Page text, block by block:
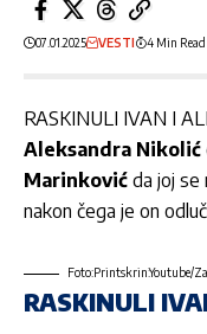
07.01.2025 VESTI 4 Min Read
RASKINULI IVAN I
Aleksandra Nikolić
Marinković da joj se
nakon čega je on
Foto:Printskrin:Youtube/
RASKINULI